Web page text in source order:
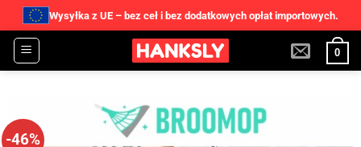
Wysyłka z UE – bez ceł i bez dodatkowych opłat importowych.
Przewiń
0
-46%